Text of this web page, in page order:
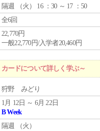
隔週 （火 ） 16 ：30 ～ 17 ：50
全6回
22,770円
一般22,770円/入学者20,460円
ードについて詳しく学ぶ～
狩野 みどり
1月 12日 ～ 6月 22日
B Week
隔週 （火 ）